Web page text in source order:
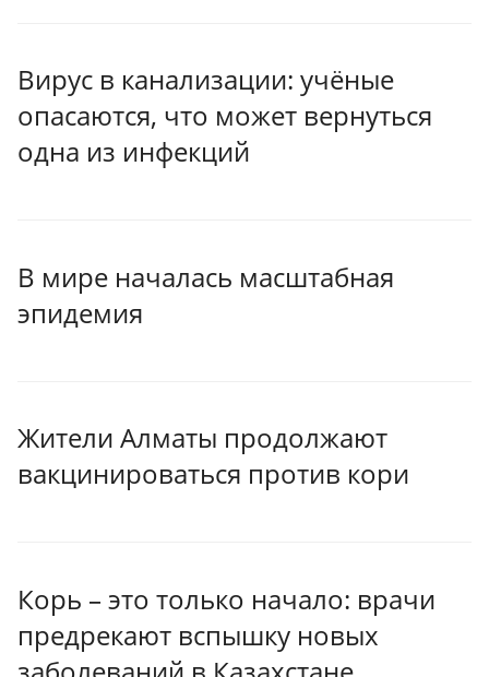
Вирус в канализации: учёные
опасаются, что может вернуться
одна из инфекций
В мире началась масштабная
эпидемия
Жители Алматы продолжают
вакцинироваться против кори
Корь – это только начало: врачи
предрекают вспышку новых